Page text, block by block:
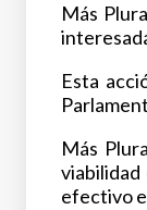
Más
Esta
Más
efectivo